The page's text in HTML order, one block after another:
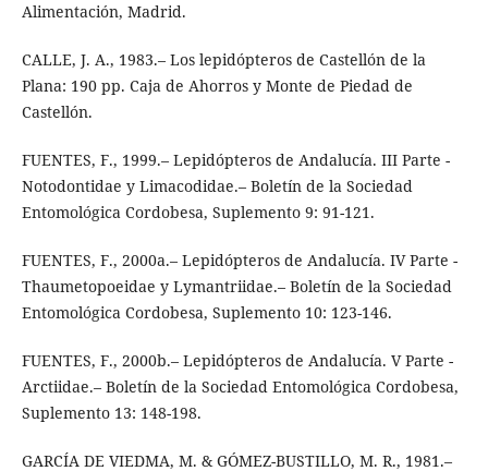
Alimentación, Madrid.
CALLE, J. A., 1983.– Los lepidópteros de Castellón de la
Plana: 190 pp. Caja de Ahorros y Monte de Piedad de
Castellón.
FUENTES, F., 1999.– Lepidópteros de Andalucía. III Parte -
Notodontidae y Limacodidae.– Boletín de la Sociedad
Entomológica Cordobesa, Suplemento 9: 91-121.
FUENTES, F., 2000a.– Lepidópteros de Andalucía. IV Parte -
Thaumetopoeidae y Lymantriidae.– Boletín de la Sociedad
Entomológica Cordobesa, Suplemento 10: 123-146.
FUENTES, F., 2000b.– Lepidópteros de Andalucía. V Parte -
Arctiidae.– Boletín de la Sociedad Entomológica Cordobesa,
Suplemento 13: 148-198.
GARCÍA DE VIEDMA, M. & GÓMEZ-BUSTILLO, M. R., 1981.–